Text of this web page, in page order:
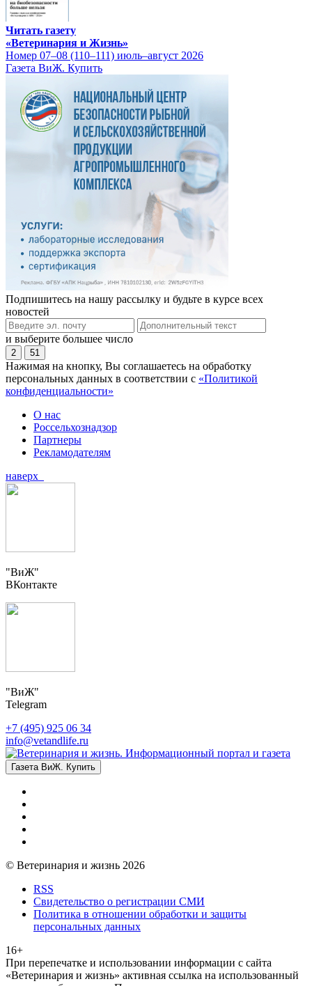
Читать газету
«Ветеринария и Жизнь»
Номер 07–08 (110–111) июль–август 2026
Газета ВиЖ. Купить
Подпишитесь на нашу рассылку и будьте в курсе всех
новостей
и выберите большее число
2 51
Нажимая на кнопку, Вы соглашаетесь на обработку
персональных данных в соответствии с «Политикой
конфиденциальности»
О нас
Россельхознадзор
Партнеры
Рекламодателям
наверх
"ВиЖ"
ВКонтакте
"ВиЖ"
Telegram
+7 (495) 925 06 34
info@vetandlife.ru
Газета ВиЖ. Купить
© Ветеринария и жизнь 2026
RSS
Свидетельство о регистрации СМИ
Политика в отношении обработки и защиты
персональных данных
16+
При перепечатке и использовании информации с сайта
«Ветеринария и жизнь» активная ссылка на использованный